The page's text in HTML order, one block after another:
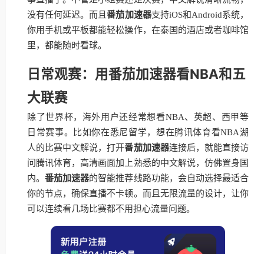
没有任何延迟。而且番茄加速器支持iOS和Android系统，
你用手机或平板都能轻松操作，在泰国的酒店或者咖啡馆
里，都能随时看球。
日常观赛：用番茄加速器看NBA和五
大联赛
除了世界杯，海外用户还经常想看NBA、英超、西甲等
日常赛事。比如你在悉尼留学，想在腾讯体育看NBA湖
人的比赛中文解说，打开番茄加速器连接后，就能直接访
问腾讯体育，高清画面加上熟悉的中文解说，仿佛置身国
内。番茄加速器的智能推荐线路功能，会自动选择最适合
你的节点，确保直播不卡顿。而且无限流量的设计，让你
可以连续看几场比赛都不用担心流量问题。